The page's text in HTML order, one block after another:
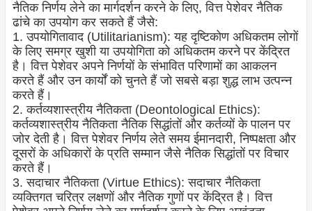
नैतिक निर्णय लेने का मार्गदर्शन करने के लिए, वित्त पेशेवर नैतिक
ढांचे का उपयोग कर सकते हैं जैसे:
1. उपयोगितावाद (Utilitarianism): यह दृष्टिकोण अधिकतम लोगों
के लिए समग्र खुशी या उपयोगिता को अधिकतम करने पर केंद्रित
है। वित्त पेशेवर अपने निर्णयों के संभावित परिणामों का आकलन
करते हैं और उन कार्यों को चुनते हैं जो सबसे बड़ा शुद्ध लाभ उत्पन्न
करते हैं।
2. कर्तव्यशास्त्रीय नैतिकता (Deontological Ethics):
कर्तव्यशास्त्रीय नैतिकता नैतिक सिद्धांतों और कर्तव्यों के पालन पर
जोर देती है। वित्त पेशेवर निर्णय लेते समय ईमानदारी, निष्पक्षता और
दूसरों के अधिकारों के प्रति सम्मान जैसे नैतिक सिद्धांतों पर विचार
करते हैं।
3. सदाचार नैतिकता (Virtue Ethics): सदाचार नैतिकता
व्यक्तिगत चरित्र लक्षणों और नैतिक गुणों पर केंद्रित है। वित्त